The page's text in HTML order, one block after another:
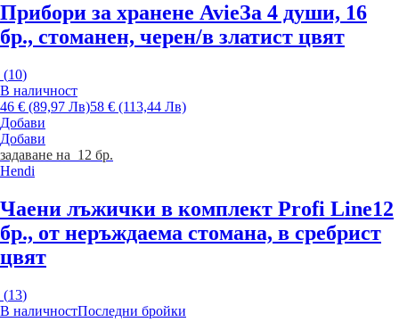
Прибори за хранене AvieЗа 4 души, 16
бр., стоманен, черен/в златист цвят
(10)
В наличност
46 € (89,97 Лв)58 € (113,44 Лв)
Добави
Добави
задаване на 12 бр.
Hendi
Чаени лъжички в комплект Profi Line12
бр., от неръждаема стомана, в сребрист
цвят
(13)
В наличностПоследни бройки